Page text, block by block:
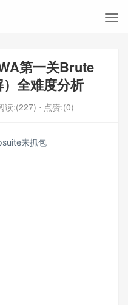
第一关Brute
全难度分析
读:(227) ⋅ 点赞:(0)
来抓包